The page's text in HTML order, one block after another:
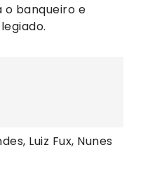
o banqueiro e
Luiz Fux, Nunes